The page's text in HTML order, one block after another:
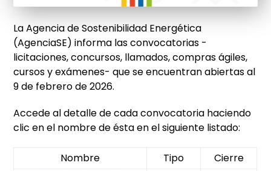
La Agencia de Sostenibilidad Energética
(AgenciaSE) informa las convocatorias -
licitaciones, concursos, llamados, compras ágiles,
cursos y exámenes- que se encuentran abiertas al
9 de febrero de 2026.
Accede al detalle de cada convocatoria haciendo
clic en el nombre de ésta en el siguiente listado:
Nombre Tipo
Cierre